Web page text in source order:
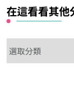
在這看看其他
這